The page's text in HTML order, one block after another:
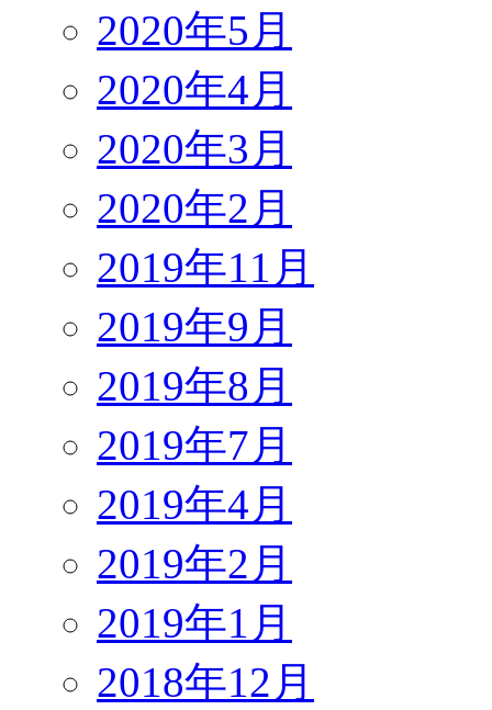
2020年5月
2020年4月
2020年3月
2020年2月
2019年11月
2019年9月
2019年8月
2019年7月
2019年4月
2019年2月
2019年1月
2018年12月